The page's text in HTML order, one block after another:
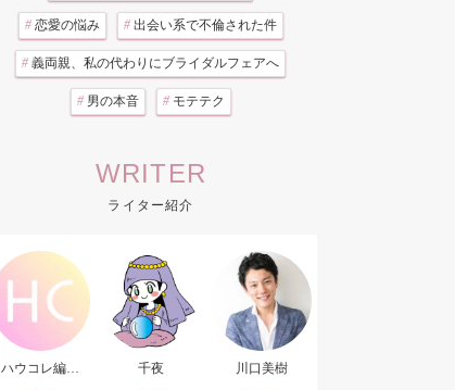
# 恋愛の悩み # 出会い系で不倫された件
# 義両親、私の代わりにブライダルフェアへ
# 男の本音 # モテテク
WRITER
ライター紹介
ハウコレ編集
千夜 川口美樹